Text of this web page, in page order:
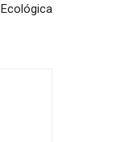
Ecológica